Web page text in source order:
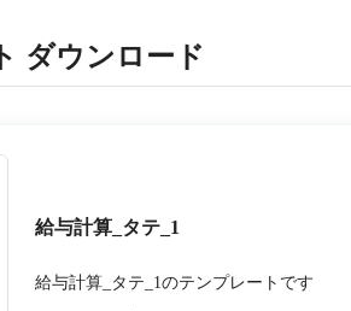
ダウンロード
給与計算_タテ_1
給与計算_タテ_1のテンプレートです